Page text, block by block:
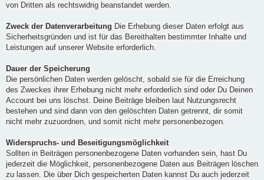
von Dritten als rechtswidrig beanstandet werden.
Zweck der Datenverarbeitung Die Erhebung dieser Daten erfolgt aus
Sicherheitsgründen und ist für das Bereithalten bestimmter Inhalte und
Leistungen auf unserer Website erforderlich.
Dauer der Speicherung
Die persönlichen Daten werden gelöscht, sobald sie für die Erreichung
des Zweckes ihrer Erhebung nicht mehr erforderlich sind oder Du Deinen
Account bei uns löschst. Deine Beiträge bleiben laut Nutzungsrecht
bestehen und sind dann von den gelöschten Daten getrennt, dir somit
nicht mehr zuzuordnen, und somit nicht mehr personenbezogen.
Widerspruchs- und Beseitigungsmöglichkeit
Sollten in Beiträgen personenbezogene Daten vorhanden sein, hast Du
jederzeit die Möglichkeit, personenbezogene Daten aus Beiträgen löschen
zu lassen. Die über Dich gespeicherten Daten kannst Du auch jederzeit